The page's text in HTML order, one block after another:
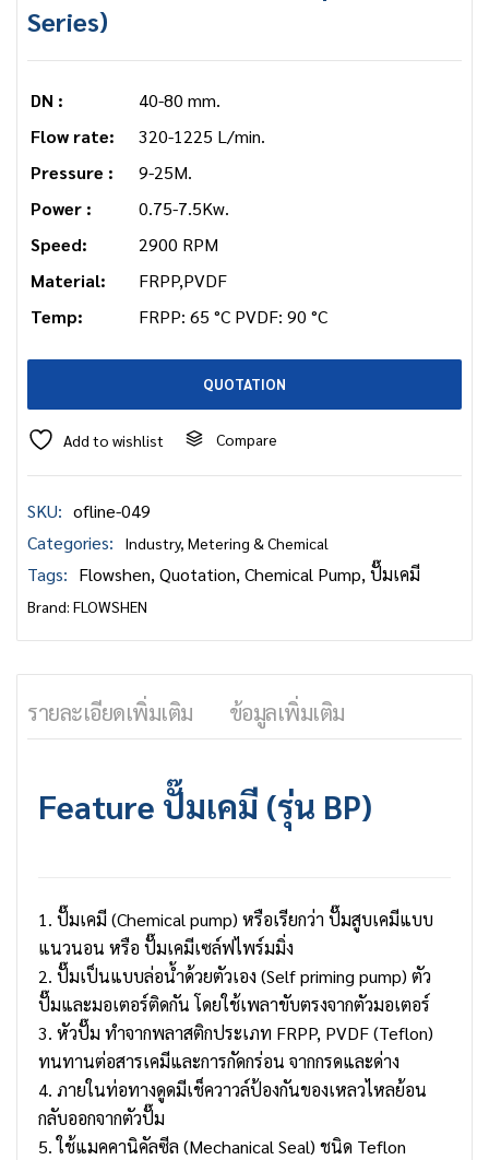
Series)
DN :
40-80 mm.
Flow rate:
320-1225 L/min.
Pressure :
9-25M.
Power :
0.75-7.5Kw.
Speed:
2900 RPM
Material:
FRPP,PVDF
Temp:
FRPP: 65 °C PVDF: 90 °C
QUOTATION
Add to wishlist Compare
SKU: ofline-049
Categories:
Industry, Metering & Chemical
Tags: Flowshen,Quotation,Chemical Pump,ปั๊มเคมี
Brand: FLOWSHEN
รายละเอียดเพิ่มเติม ข้อมูลเพิ่มเติม
Feature ปั๊มเคมี (รุ่น BP)
1. ปั๊มเคมี (Chemical pump) หรือเรียกว่า ปั๊มสูบเคมีแบบ
แนวนอน หรือ ปั๊มเคมีเซล์ฟไพร์มมิ่ง
2. ปั๊มเป็นแบบล่อน้ำด้วยตัวเอง (Self priming pump) ตัว
ปั๊มและมอเตอร์ติดกัน โดยใช้เพลาขับตรงจากตัวมอเตอร์
3. หัวปั๊ม ทำจากพลาสติกประเภท FRPP, PVDF (Teflon)
ทนทานต่อสารเคมีและการกัดกร่อน จากกรดและด่าง
4. ภายในท่อทางดูดมีเช็ควาวล์ป้องกันของเหลวไหลย้อน
กลับออกจากตัวปั๊ม
5. ใช้แมคคานิคัลซีล (Mechanical Seal) ชนิด Teflon